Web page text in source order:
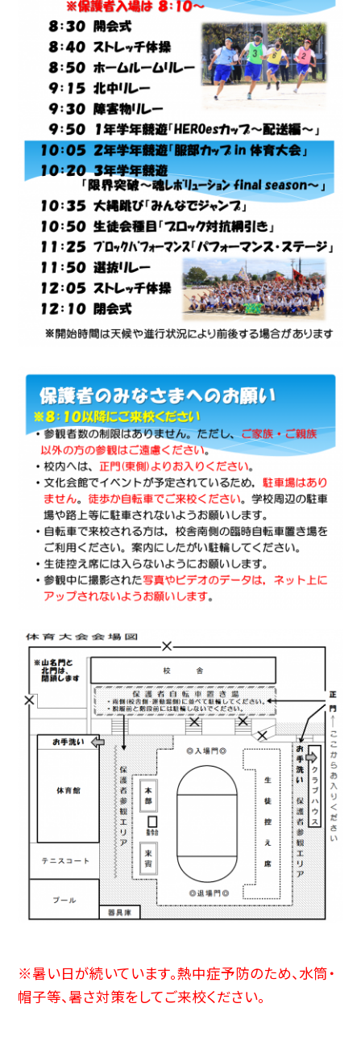
※暑い日が続いています。熱中症予防のため、水筒・
帽子等、暑さ対策をしてご来校ください。